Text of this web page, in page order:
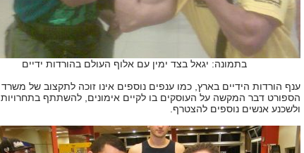
בתמונה: יגאל בצד ימין עם אלוף העולם בהורדות ידיים
ענף הורדות הידיים בארץ, כמו ענפים נוספים אינו זוכה לתקצוב של משרד
הספורט דבר המקשה על העוסקים בו לקיים אימונים, להשתתף בתחרויות
ולשכנע אנשים נוספים להצטרף.